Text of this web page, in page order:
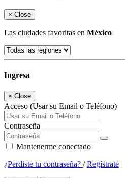
× Close
Las ciudades favoritas en México
Ingresa
× Close
Acceso (Usar su Email o Teléfono)
Contraseña
Mantenerme conectado
¿Perdiste tu contraseña? /Regístrate